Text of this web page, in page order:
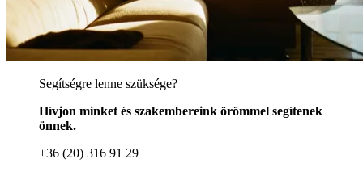
Segítségre lenne szüksége?
Hívjon minket és szakembereink örömmel segítenek
önnek.
+36 (20) 316 91 29